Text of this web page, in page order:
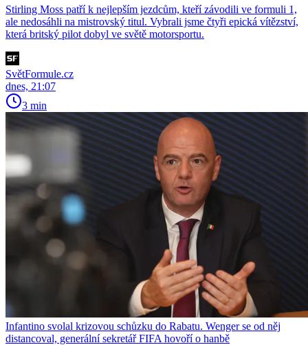
Stirling Moss patří k nejlepším jezdcům, kteří závodili ve formuli 1,
ale nedosáhli na mistrovský titul. Vybrali jsme čtyři epická vítězství,
která britský pilot dobyl ve světě motorsportu.
SvětFormule.cz
dnes, 21:07
3 min
Infantino svolal krizovou schůzku do Rabatu. Wenger se od něj
distancoval, generální sekretář FIFA hovoří o hanbě